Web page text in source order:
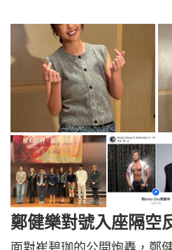
鄭健樂對號入座隔空